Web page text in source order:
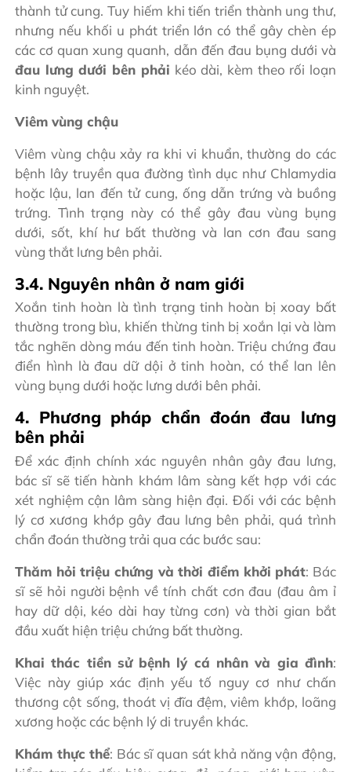
thành tử cung. Tuy hiếm khi tiến triển thành ung thư,
nhưng nếu khối u phát triển lớn có thể gây chèn ép
các cơ quan xung quanh, dẫn đến đau bụng dưới và
đau lưng dưới bên phải kéo dài, kèm theo rối loạn
kinh nguyệt.
Viêm vùng chậu
Viêm vùng chậu xảy ra khi vi khuẩn, thường do các
bệnh lây truyền qua đường tình dục như Chlamydia
hoặc lậu, lan đến tử cung, ống dẫn trứng và buồng
trứng. Tình trạng này có thể gây đau vùng bụng
dưới, sốt, khí hư bất thường và lan cơn đau sang
vùng thắt lưng bên phải.
3.4. Nguyên nhân ở nam giới
Xoắn tinh hoàn là tình trạng tinh hoàn bị xoay bất
thường trong bìu, khiến thừng tinh bị xoắn lại và làm
tắc nghẽn dòng máu đến tinh hoàn. Triệu chứng đau
điển hình là đau dữ dội ở tinh hoàn, có thể lan lên
vùng bụng dưới hoặc lưng dưới bên phải.
4. Phương pháp chẩn đoán đau lưng
bên phải
Để xác định chính xác nguyên nhân gây đau lưng,
bác sĩ sẽ tiến hành khám lâm sàng kết hợp với các
xét nghiệm cận lâm sàng hiện đại. Đối với các bệnh
lý cơ xương khớp gây đau lưng bên phải, quá trình
chẩn đoán thường trải qua các bước sau:
Thăm hỏi triệu chứng và thời điểm khởi phát: Bác
sĩ sẽ hỏi người bệnh về tính chất cơn đau (đau âm ỉ
hay dữ dội, kéo dài hay từng cơn) và thời gian bắt
đầu xuất hiện triệu chứng bất thường.
Khai thác tiền sử bệnh lý cá nhân và gia đình:
Việc này giúp xác định yếu tố nguy cơ như chấn
thương cột sống, thoát vị đĩa đệm, viêm khớp, loãng
xương hoặc các bệnh lý di truyền khác.
Khám thực thể: Bác sĩ quan sát khả năng vận động,